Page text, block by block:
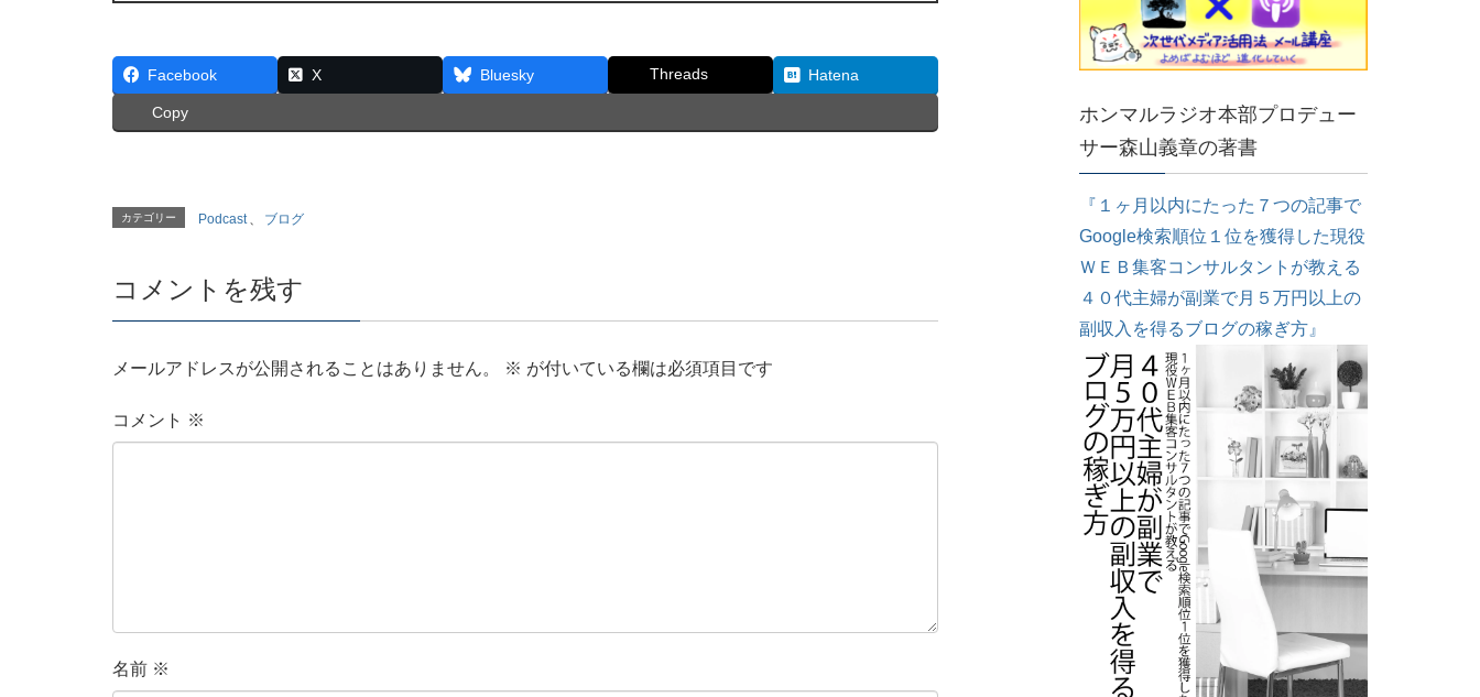
Facebook X Bluesky Threads Hatena
Copy
カテゴリー Podcast ブログ
コメントを残す
メールアドレスが公開されることはありません。 ※ が付いている欄は必須項目です
コメント ※
名前 ※
ホンマルラジオ本部プロデュー
サー森山義章の著書
『１ヶ月以内にたった７つの記事で
Google検索順位１位を獲得した現役
ＷＥＢ集客コンサルタントが教える
４０代主婦が副業で月５万円以上の
副収入を得るブログの稼ぎ方』